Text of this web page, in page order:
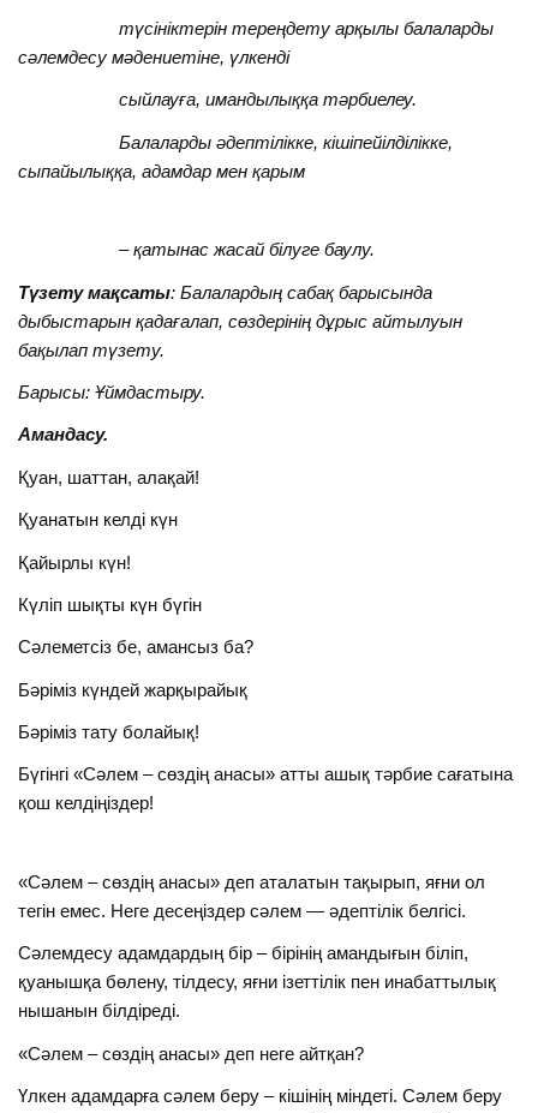
түсініктерін тереңдету арқылы балаларды
сәлемдесу мәдениетіне, үлкенді
сыйлауға, имандылыққа тәрбиелеу.
Балаларды әдептілікке, кішіпейілділікке,
сыпайылыққа, адамдар мен қарым
– қатынас жасай білуге баулу.
Түзету мақсаты: Балалардың сабақ барысында
дыбыстарын қадағалап, сөздерінің дұрыс айтылуын
бақылап түзету.
Барысы: Ұймдастыру.
Амандасу.
Қуан, шаттан, алақай!
Қуанатын келді күн
Қайырлы күн!
Күліп шықты күн бүгін
Сәлеметсіз бе, амансыз ба?
Бәріміз күндей жарқырайық
Бәріміз тату болайық!
Бүгінгі «Сәлем – сөздің анасы» атты ашық тәрбие сағатына
қош келдіңіздер!
«Сәлем – сөздің анасы» деп аталатын тақырып, яғни ол
тегін емес. Неге десеңіздер сәлем — әдептілік белгісі.
Сәлемдесу адамдардың бір – бірінің амандығын біліп,
қуанышқа бөлену, тілдесу, яғни ізеттілік пен инабаттылық
нышанын білдіреді.
«Сәлем – сөздің анасы» деп неге айтқан?
Үлкен адамдарға сәлем беру – кішінің міндеті. Сәлем беру